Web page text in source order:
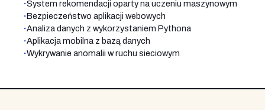
·System rekomendacji oparty na uczeniu maszynowym
·Bezpieczeństwo aplikacji webowych
·Analiza danych z wykorzystaniem Pythona
·Aplikacja mobilna z bazą danych
·Wykrywanie anomalii w ruchu sieciowym